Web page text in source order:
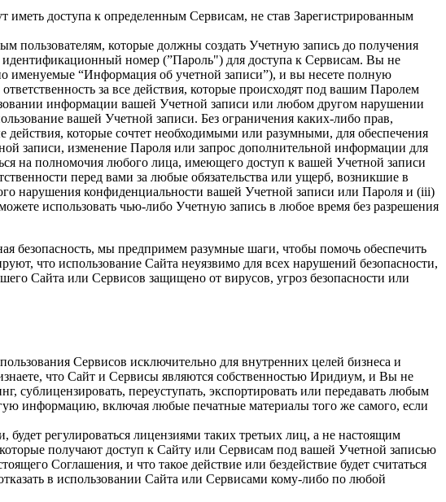
доступа к определенным Сервисам, не став Зарегистрированным
которые должны создать Учетную запись до получения
номер (”Пароль") для доступа к Сервисам. Вы не
именуемые “Информация об учетной записи”), и вы несете полную
за все действия, которые происходят под вашим Паролем
информации вашей Учетной записи или любом другом нарушении
вашей Учетной записи. Без ограничения каких-либо прав,
которые сочтет необходимыми или разумными, для обеспечения
записи, изменение Пароля или запрос дополнительной информации для
на полномочия любого лица, имеющего доступ к вашей Учетной записи
перед вами за любые обязательства или ущерб, возникшие в
нарушения конфиденциальности вашей Учетной записи или Пароля и (iii)
использовать чью-либо Учетную запись в любое время без разрешения
безопасность, мы предпримем разумные шаги, чтобы помочь обеспечить
что использование Сайта неуязвимо для всех нарушений безопасности,
Сайта или Сервисов защищено от вирусов, угроз безопасности или
Сервисов исключительно для внутренних целей бизнеса и
что Сайт и Сервисы являются собственностью Иридиум, и Вы не
сублицензировать, переуступать, экспортировать или передавать любым
информацию, включая любые печатные материалы того же самого, если
регулироваться лицензиями таких третьих лиц, а не настоящим
получают доступ к Сайту или Сервисам под вашей Учетной записью
Соглашения, и что такое действие или бездействие будет считаться
в использовании Сайта или Сервисами кому-либо по любой